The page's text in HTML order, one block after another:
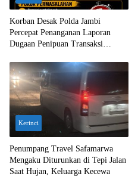
Korban Desak Polda Jambi
Percepat Penanganan Laporan
Dugaan Penipuan Transaksi
Kerinci
Penumpang Travel Safamarwa
Mengaku Diturunkan di Tepi Jalan
Saat Hujan, Keluarga Kecewa